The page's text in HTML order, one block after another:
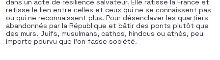
dans un acte de résilience salvateur. Elle ratisse la France et
retisse le lien entre celles et ceux qui ne se connaissent pas
ou qui ne reconnaissent plus. Pour désenclaver les quartiers
abandonnés par la République et bâtir des ponts plutôt que
des murs. Juifs, musulmans, cathos, hindous ou athés, peu
importe pourvu que l’on fasse société.